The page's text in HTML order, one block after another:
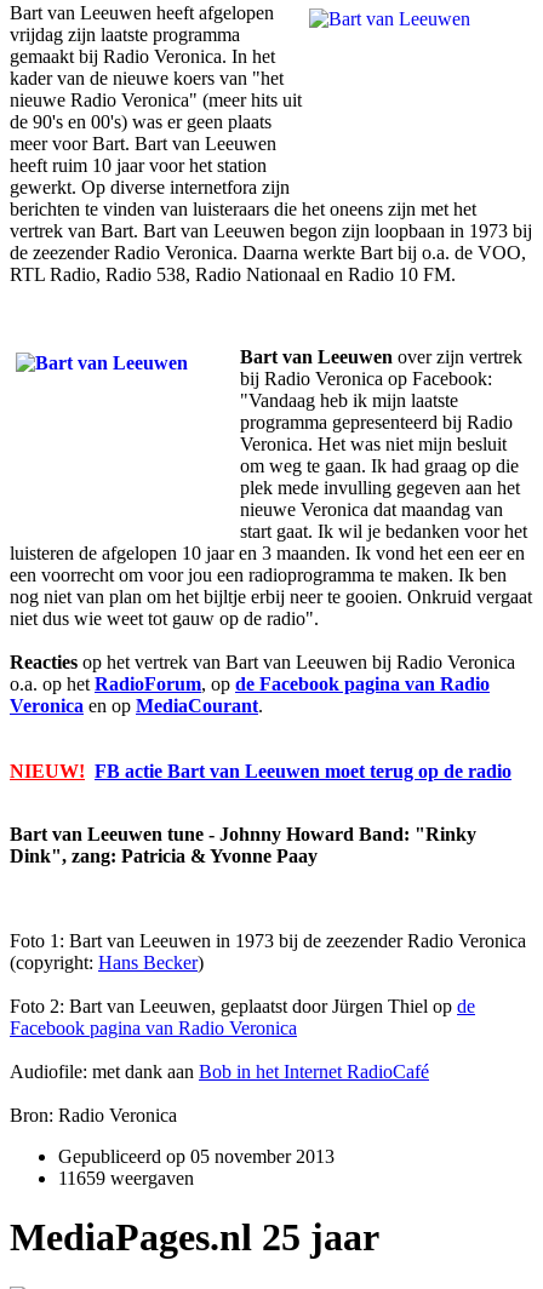
Bart van Leeuwen heeft afgelopen
vrijdag zijn laatste programma
gemaakt bij Radio Veronica. In het
kader van de nieuwe koers van "het
nieuwe Radio Veronica" (meer hits uit
de 90's en 00's) was er geen plaats
meer voor Bart. Bart van Leeuwen
heeft ruim 10 jaar voor het station
gewerkt. Op diverse internetfora zijn
berichten te vinden van luisteraars die het oneens zijn met het
vertrek van Bart. Bart van Leeuwen begon zijn loopbaan in 1973 bij
de zeezender Radio Veronica. Daarna werkte Bart bij o.a. de VOO,
RTL Radio, Radio 538, Radio Nationaal en Radio 10 FM.
Bart van Leeuwen over zijn vertrek
bij Radio Veronica op Facebook:
"Vandaag heb ik mijn laatste
programma gepresenteerd bij Radio
Veronica. Het was niet mijn besluit
om weg te gaan. Ik had graag op die
plek mede invulling gegeven aan het
nieuwe Veronica dat maandag van
start gaat. Ik wil je bedanken voor het
luisteren de afgelopen 10 jaar en 3 maanden. Ik vond het een eer en
een voorrecht om voor jou een radioprogramma te maken. Ik ben
nog niet van plan om het bijltje erbij neer te gooien. Onkruid vergaat
niet dus wie weet tot gauw op de radio".
Reacties op het vertrek van Bart van Leeuwen bij Radio Veronica
o.a. op het RadioForum, op de Facebook pagina van Radio
Veronica en op MediaCourant.
NIEUW! FB actie Bart van Leeuwen moet terug op de radio
Bart van Leeuwen tune - Johnny Howard Band: "Rinky
Dink", zang: Patricia & Yvonne Paay
Foto 1: Bart van Leeuwen in 1973 bij de zeezender Radio Veronica
(copyright: Hans Becker)
Foto 2: Bart van Leeuwen, geplaatst door Jürgen Thiel op de
Facebook pagina van Radio Veronica
Audiofile: met dank aan Bob in het Internet RadioCafé
Bron: Radio Veronica
Gepubliceerd op 05 november 2013
11659 weergaven
MediaPages.nl 25 jaar